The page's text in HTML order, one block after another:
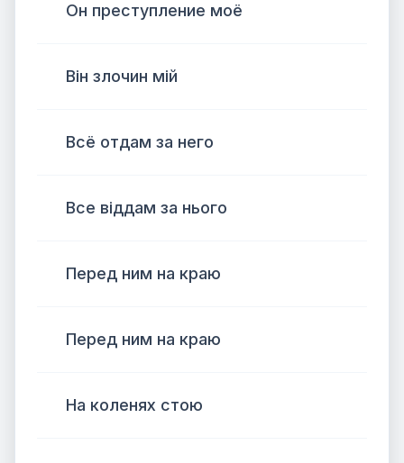
Он преступление моё
Він злочин мій
Всё отдам за него
Все віддам за нього
Перед ним на краю
Перед ним на краю
На коленях стою